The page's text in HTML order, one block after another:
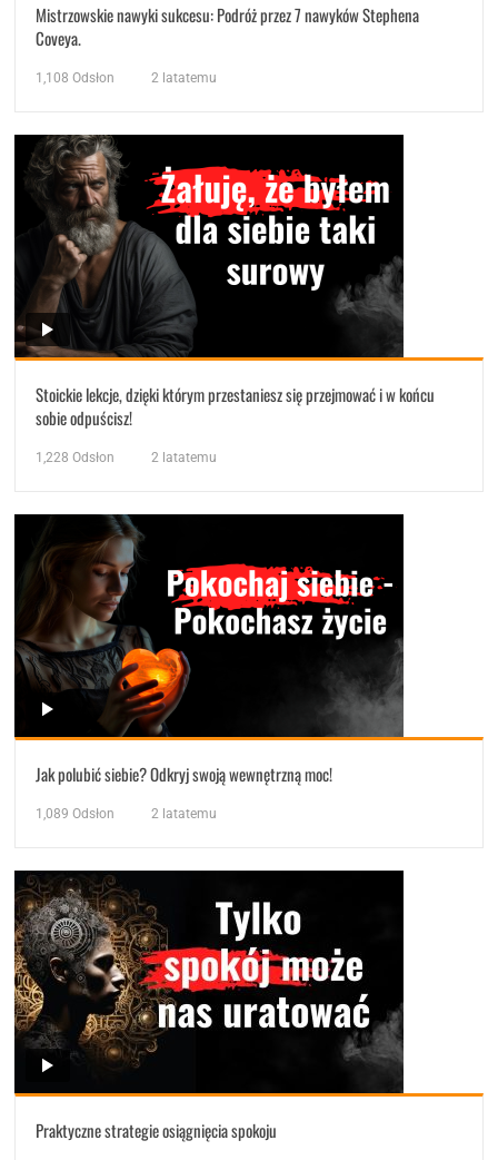
Mistrzowskie nawyki sukcesu: Podróż przez 7 nawyków Stephena
Coveya.
1,108 Odsłon 2 latatemu
Stoickie lekcje, dzięki którym przestaniesz się przejmować i w końcu
sobie odpuścisz!
1,228 Odsłon 2 latatemu
Jak polubić siebie? Odkryj swoją wewnętrzną moc!
1,089 Odsłon 2 latatemu
Praktyczne strategie osiągnięcia spokoju